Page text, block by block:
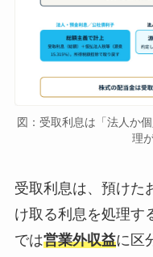
図：受取利息は「法人か
理
受取利息は、預けた
け取る利息を処理す
では営業外収益に区